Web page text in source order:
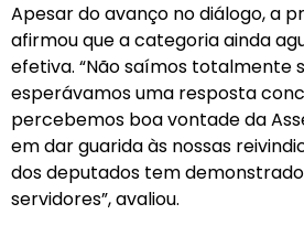
Apesar do avanço no diálogo, a
afirmou que a categoria ainda
efetiva. “Não saímos totalmente
esperávamos uma resposta
percebemos boa vontade da
em dar guarida às nossas
dos deputados tem
servidores”, avaliou.